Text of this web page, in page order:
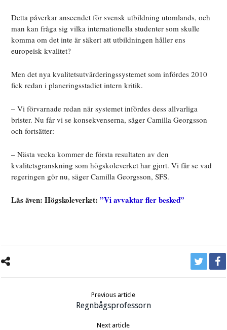
Detta påverkar anseendet för svensk utbildning utomlands, och
man kan fråga sig vilka internationella studenter som skulle
komma om det inte är säkert att utbildningen håller ens
europeisk kvalitet?
Men det nya kvalitetsutvärderingssystemet som infördes 2010
fick redan i planeringsstadiet intern kritik.
– Vi förvarnade redan när systemet infördes dess allvarliga
brister. Nu får vi se konsekvenserna, säger Camilla Georgsson
och fortsätter:
– Nästa vecka kommer de första resultaten av den
kvalitetsgranskning som högskoleverket har gjort. Vi får se vad
regeringen gör nu, säger Camilla Georgsson, SFS.
Läs även: Högskoleverket: ”Vi avvaktar fler besked”
Previous article
Regnbågsprofessorn
Next article